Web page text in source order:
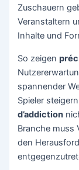
Zuschauern
Veranstaltern
Inhalte und
So zeigen
spannender
Spieler
d’addiction
Branche muss
den